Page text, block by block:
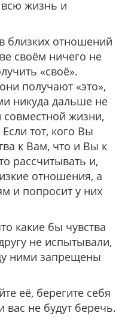
всю жизнь и
близких отношений
своём ничего не
«своё».
получают «это»,
никуда дальше не
совместной жизни,
тот, кого Вы
к Вам, что и Вы к
рассчитывать и,
отношения, а
и попросит у них
какие бы чувства
не испытывали,
ними запрещены
её, берегите себя
вас не будут беречь.